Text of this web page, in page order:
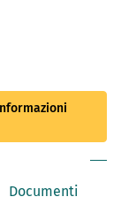
Documenti